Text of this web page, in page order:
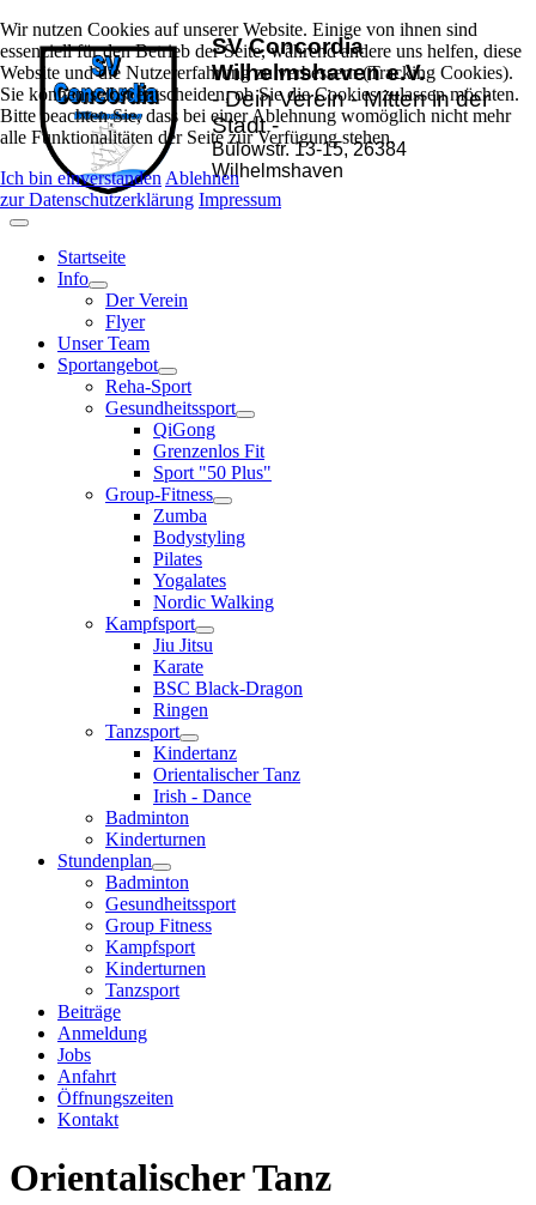
SV Concordia
Wilhelmshaven e.V.
- Dein Verein - Mitten in der
Stadt -
Bülowstr. 13-15, 26384
Wilhelmshaven
Startseite
Info
Der Verein
Flyer
Unser Team
Sportangebot
Reha-Sport
Gesundheitssport
QiGong
Grenzenlos Fit
Sport "50 Plus"
Group-Fitness
Zumba
Bodystyling
Pilates
Yogalates
Nordic Walking
Kampfsport
Jiu Jitsu
Karate
BSC Black-Dragon
Ringen
Tanzsport
Kindertanz
Orientalischer Tanz
Irish - Dance
Badminton
Kinderturnen
Stundenplan
Badminton
Gesundheitssport
Group Fitness
Kampfsport
Kinderturnen
Tanzsport
Beiträge
Anmeldung
Jobs
Anfahrt
Öffnungszeiten
Kontakt
Orientalischer Tanz
Wir nutzen Cookies auf unserer Website. Einige von ihnen sind
essenziell für den Betrieb der Seite, während andere uns helfen, diese
Website und die Nutzererfahrung zu verbessern (Tracking Cookies).
Sie können selbst entscheiden, ob Sie die Cookies zulassen möchten.
Bitte beachten Sie, dass bei einer Ablehnung womöglich nicht mehr
alle Funktionalitäten der Seite zur Verfügung stehen.
Ich bin einverstanden Ablehnen
zur Datenschutzerklärung Impressum